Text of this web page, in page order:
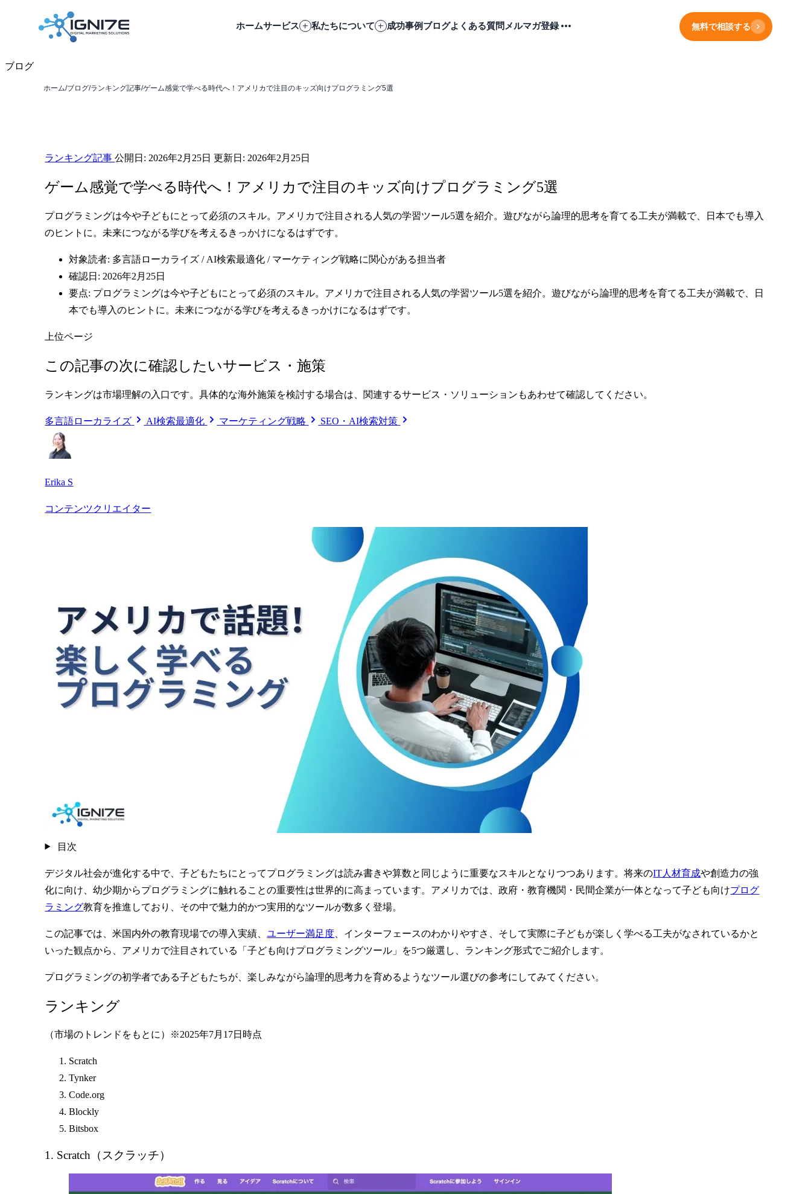
ホームサービス 私たちについて 成功事例ブログよくある質問 メルマガ登録 無料で相談する
ブログ
ホーム/ブログ/ランキング記事/ゲーム感覚で学べる時代へ！アメリカで注目のキッズ向けプログラミング5選
ランキング記事公開日: 2026年2月25日 更新日: 2026年2月25日
ゲーム感覚で学べる時代へ！アメリカで注目のキッズ向けプログラミング5選
プログラミングは今や子どもにとって必須のスキル。アメリカで注目される人気の学習ツール5選を紹介。遊びながら論理的思考を育てる工夫が満載で、日本でも導入
のヒントに。未来につながる学びを考えるきっかけになるはずです。
対象読者: 多言語ローカライズ / AI検索最適化 / マーケティング戦略に関心がある担当者
確認日: 2026年2月25日
要点: プログラミングは今や子どもにとって必須のスキル。アメリカで注目される人気の学習ツール5選を紹介。遊びながら論理的思考を育てる工夫が満載で、日
本でも導入のヒントに。未来につながる学びを考えるきっかけになるはずです。
上位ページ
この記事の次に確認したいサービス・施策
ランキングは市場理解の入口です。具体的な海外施策を検討する場合は、関連するサービス・ソリューションもあわせて確認してください。
多言語ローカライズ AI検索最適化 マーケティング戦略 SEO・AI検索対策
Erika S
コンテンツクリエイター
目次
デジタル社会が進化する中で、子どもたちにとってプログラミングは読み書きや算数と同じように重要なスキルとなりつつあります。将来のIT人材育成や創造力の強
化に向け、幼少期からプログラミングに触れることの重要性は世界的に高まっています。アメリカでは、政府・教育機関・民間企業が一体となって子ども向けプログ
ラミング教育を推進しており、その中で魅力的かつ実用的なツールが数多く登場。
この記事では、米国内外の教育現場での導入実績、ユーザー満足度 、インターフェースのわかりやすさ、そして実際に子どもが楽しく学べる工夫がなされているかと
いった観点から、アメリカで注目されている「子ども向けプログラミングツール」を5つ厳選し、ランキング形式でご紹介します。
プログラミングの初学者である子どもたちが、楽しみながら論理的思考力を育めるようなツール選びの参考にしてみてください。
ランキング
（市場のトレンドをもとに）※2025年7月17日時点
Scratch
Tynker
Code.org
Blockly
Bitsbox
1. Scratch（スクラッチ）